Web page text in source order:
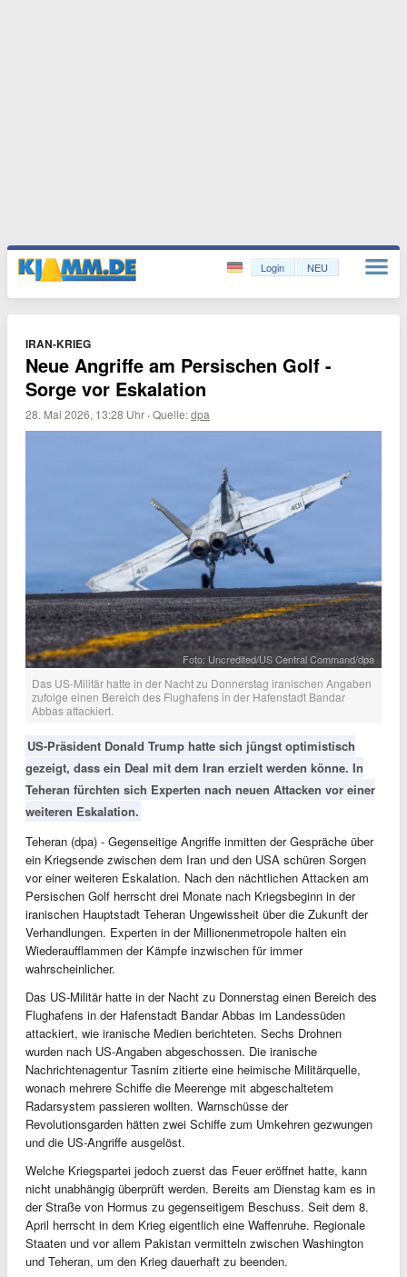
Login NEU
IRAN-KRIEG
Neue Angriffe am Persischen Golf -
Sorge vor Eskalation
28. Mai 2026, 13:28 Uhr ·Quelle:dpa
Foto: Uncredited/US Central Command/dpa
Das US-Militär hatte in der Nacht zu Donnerstag iranischen Angaben
zufolge einen Bereich des Flughafens in der Hafenstadt Bandar
Abbas attackiert.
US-Präsident Donald Trump hatte sich jüngst optimistisch
gezeigt, dass ein Deal mit dem Iran erzielt werden könne. In
Teheran fürchten sich Experten nach neuen Attacken vor einer
weiteren Eskalation.
Teheran (dpa) - Gegenseitige Angriffe inmitten der Gespräche über
ein Kriegsende zwischen dem Iran und den USA schüren Sorgen
vor einer weiteren Eskalation. Nach den nächtlichen Attacken am
Persischen Golf herrscht drei Monate nach Kriegsbeginn in der
iranischen Hauptstadt Teheran Ungewissheit über die Zukunft der
Verhandlungen. Experten in der Millionenmetropole halten ein
Wiederaufflammen der Kämpfe inzwischen für immer
wahrscheinlicher.
Das US-Militär hatte in der Nacht zu Donnerstag einen Bereich des
Flughafens in der Hafenstadt Bandar Abbas im Landessüden
attackiert, wie iranische Medien berichteten. Sechs Drohnen
wurden nach US-Angaben abgeschossen. Die iranische
Nachrichtenagentur Tasnim zitierte eine heimische Militärquelle,
wonach mehrere Schiffe die Meerenge mit abgeschaltetem
Radarsystem passieren wollten. Warnschüsse der
Revolutionsgarden hätten zwei Schiffe zum Umkehren gezwungen
und die US-Angriffe ausgelöst.
Welche Kriegspartei jedoch zuerst das Feuer eröffnet hatte, kann
nicht unabhängig überprüft werden. Bereits am Dienstag kam es in
der Straße von Hormus zu gegenseitigem Beschuss. Seit dem 8.
April herrscht in dem Krieg eigentlich eine Waffenruhe. Regionale
Staaten und vor allem Pakistan vermitteln zwischen Washington
und Teheran, um den Krieg dauerhaft zu beenden.